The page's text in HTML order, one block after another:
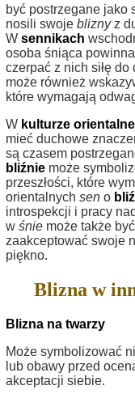
być postrzegane jako
nosili swoje bliznyz
W sennikach
osoba śniąca
czerpać z nich siłę do
może również
które wymagają
W kulturze
mieć duchowe
są czasem
bliźnie może
przeszłości, które
orientalnych sen o
introspekcji i pracy
w śnie może także
zaakceptować swoje
piękno.
Blizna w
Blizna na twarzy
Może symbolizować
lub obawy przed
akceptacji siebie.